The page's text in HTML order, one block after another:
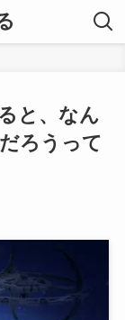
と、なん
ろうって